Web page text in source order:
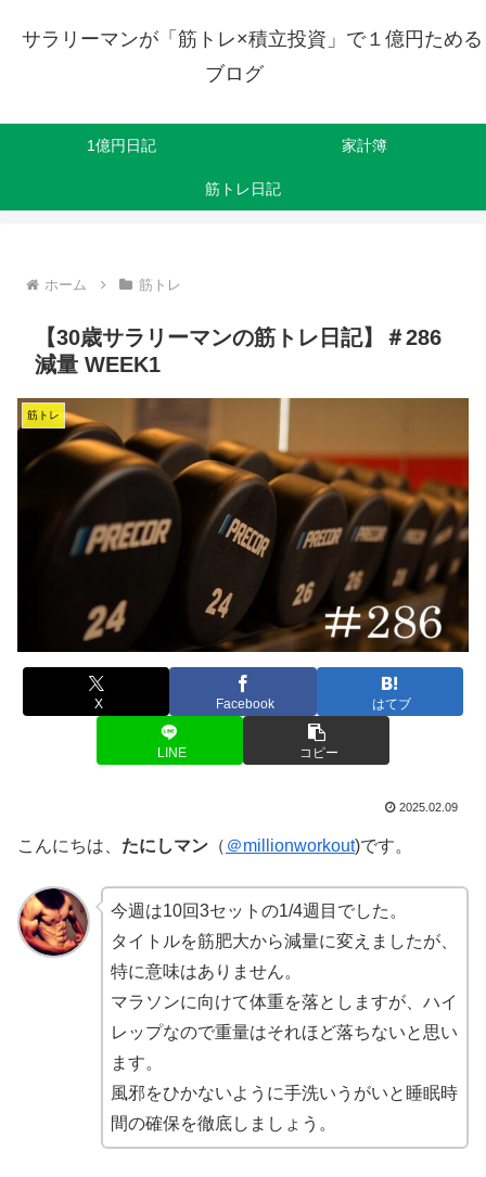
サラリーマンが「筋トレ×積立投資」で１億円ためる
ブログ
1億円日記 家計簿
筋トレ日記
ホーム 筋トレ
【30歳サラリーマンの筋トレ日記】＃286
減量 WEEK1
筋トレ
X Facebook はてブ
LINE コピー
2025.02.09
こんにちは、 たにしマン （ ＠millionworkout)です。
今週は10回3セットの1/4週目でした。
タイトルを筋肥大から減量に変えましたが、
特に意味はありません。
マラソンに向けて体重を落としますが、ハイ
レップなので重量はそれほど落ちないと思い
ます。
風邪をひかないように手洗いうがいと睡眠時
間の確保を徹底しましょう。